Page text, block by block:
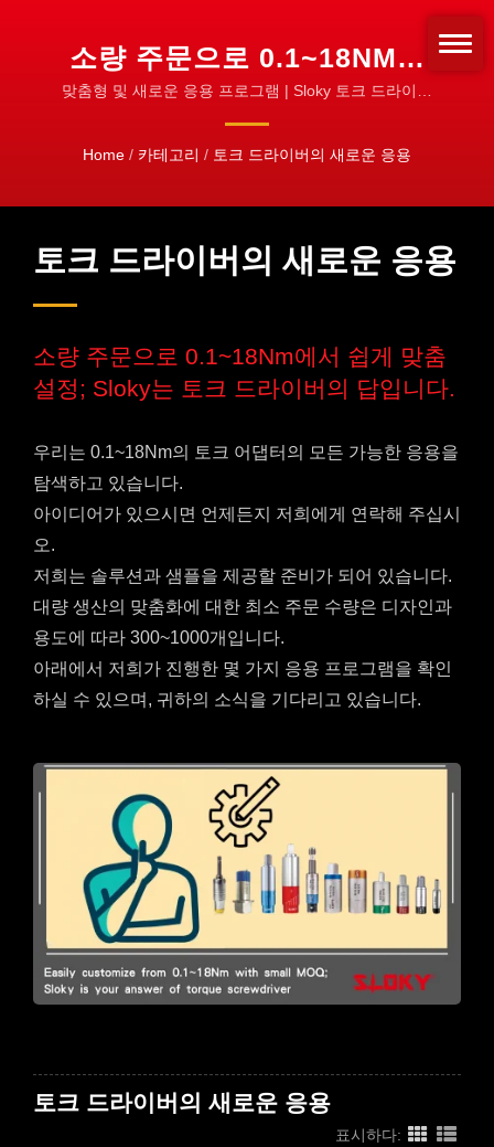
소량 주문으로 0.1~18NM에
서 쉽게 맞춤 설정; SLOKY
는 토크 드라이버의 답입니
CNC 전문가를 위한 정밀 조
임
맞춤형 및 새로운 응용 프로그램 | Sloky 토크 드라이버
Home / 카테고리 / 토크 드라이버의 새로운 응용
토크 드라이버의 새로운 응용
소량 주문으로 0.1~18Nm에서 쉽게 맞춤
설정; Sloky는 토크 드라이버의 답입니다.
우리는 0.1~18Nm의 토크 어댑터의 모든 가능한 응용을
탐색하고 있습니다.
아이디어가 있으시면 언제든지 저희에게 연락해 주십시
오.
저희는 솔루션과 샘플을 제공할 준비가 되어 있습니다.
대량 생산의 맞춤화에 대한 최소 주문 수량은 디자인과
용도에 따라 300~1000개입니다.
아래에서 저희가 진행한 몇 가지 응용 프로그램을 확인
하실 수 있으며, 귀하의 소식을 기다리고 있습니다.
토크 드라이버의 새로운 응용
표시하다: